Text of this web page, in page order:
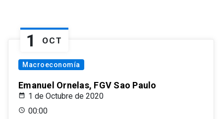
1 OCT
Macroeconomía
Emanuel Ornelas, FGV Sao Paulo
1 de Octubre de 2020
00:00